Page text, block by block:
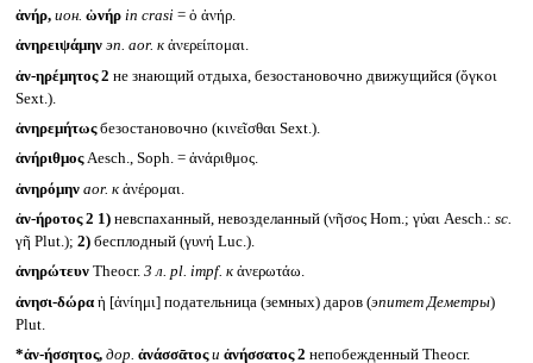
ἁνήρ, ион. ὡνήρ in crasi= ὁ ἀνήρ.
ἀνηρειψάμην эп. aor. кἀνερείπομαι.
ἀν-ηρέμητος 2 не знающий отдыха, безостановочно движущийся (ὄγκοι
Sext.).
ἀνηρεμήτωςбезостановочно (κινεῖσθαι Sext.).
ἀνήριθμοςAesch., Soph. = ἀνάριθμος.
ἀνηρόμην aor. кἀνέρομαι.
ἀν-ήροτος 2 1)невспаханный, невозделанный (νῆσος Hom.; γὐαι Aesch.: sc.
γῆ Plut.); 2)бесплодный (γυνή Luc.).
ἀνηρώτευνTheocr. 3 л. pl. impf. кἀνερωτάω.
ἀνησι-δώρα ἡ [ἀνίημι] подательница (земных) даров (эпитет Деметры)
Plut.
*ἀν-ήσσητος, дор. ἀνάσσᾱτοςи ἀνήσσατος 2 непобежденный Theocr.